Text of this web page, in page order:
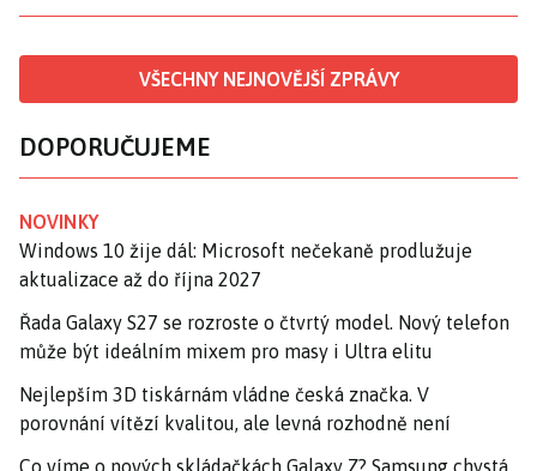
VŠECHNY NEJNOVĚJŠÍ ZPRÁVY
DOPORUČUJEME
NOVINKY
Windows 10 žije dál: Microsoft nečekaně prodlužuje
aktualizace až do října 2027
Řada Galaxy S27 se rozroste o čtvrtý model. Nový telefon
může být ideálním mixem pro masy i Ultra elitu
Nejlepším 3D tiskárnám vládne česká značka. V
porovnání vítězí kvalitou, ale levná rozhodně není
Co víme o nových skládačkách Galaxy Z? Samsung chystá